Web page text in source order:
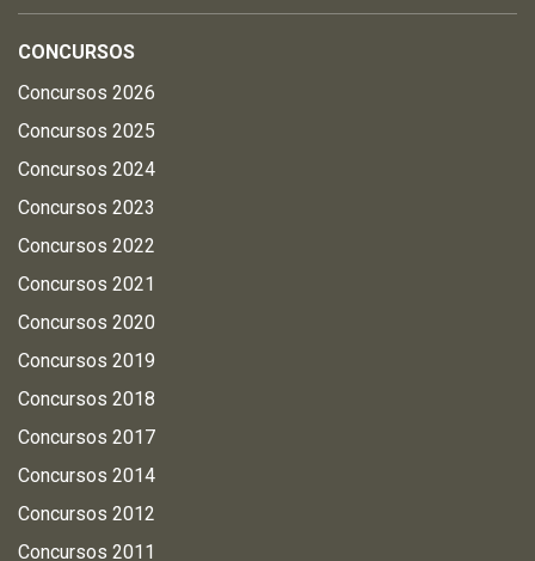
CONCURSOS
Concursos 2026
Concursos 2025
Concursos 2024
Concursos 2023
Concursos 2022
Concursos 2021
Concursos 2020
Concursos 2019
Concursos 2018
Concursos 2017
Concursos 2014
Concursos 2012
Concursos 2011